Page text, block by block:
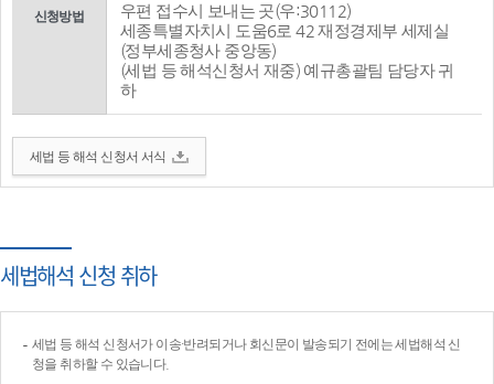
신청방법
우편 접수시 보내는 곳(우:30112)
세종특별자치시 도움6로 42 재정경제부 세제실
(정부세종청사 중앙동)
(세법 등 해석신청서 재중) 예규총괄팀 담당자 귀
하
세법 등 해석 신청서 서식
세법해석 신청 취하
세법 등 해석 신청서가 이송·반려되거나 회신문이 발송되기 전에는 세법해석 신
청을 취하할 수 있습니다.